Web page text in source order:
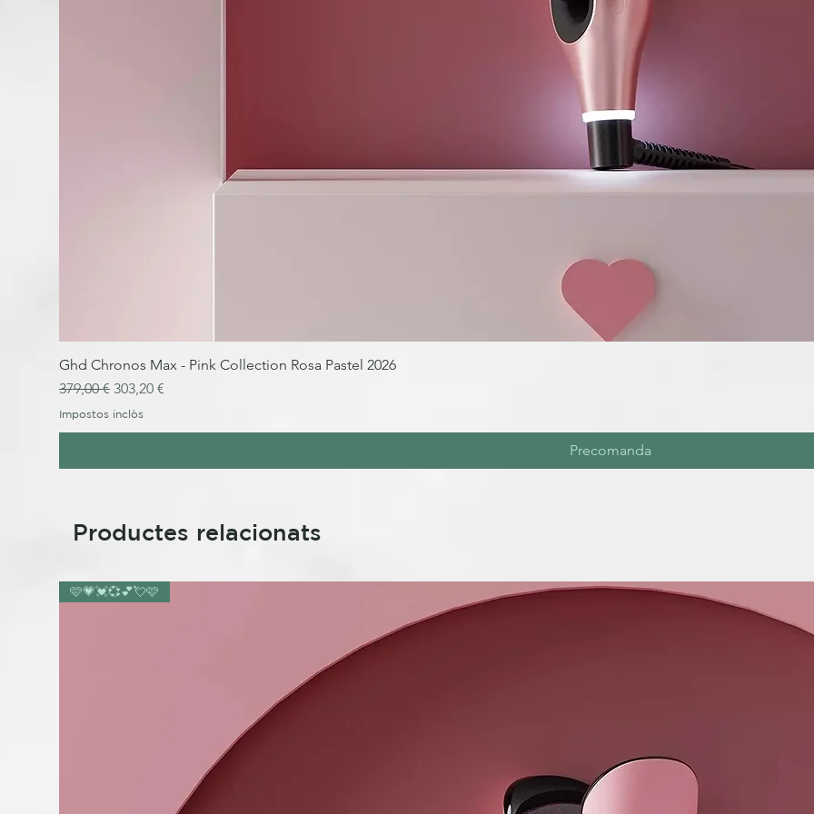
Ghd Chronos Max - Pink Collection Rosa Pastel 2026
Preu normal
379,00 € Preu d'oferta
303,20 €
Impostos inclòs
Precomanda
Productes relacionats
🩷💗💓💞💕💘🩷